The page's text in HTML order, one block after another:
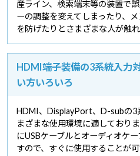
産ライン、検索端末等の装置で
ーの調整を変えてしまったり、
を防げたりとさまざまな人が触
HDMI端子装備の3系統入力
い方いろいろ
HDMI、DisplayPort、D-subの3
まざまな使用環境に適しており
にUSBケーブルとオーディオケ
すので、すぐに使用することが可